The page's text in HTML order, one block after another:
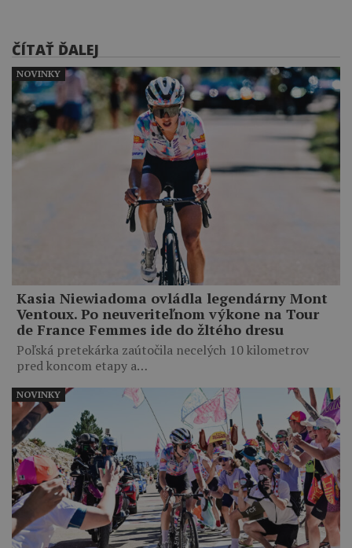
ČÍTAŤ ĎALEJ
Kasia Niewiadoma ovládla legendárny Mont
Ventoux. Po neuveriteľnom výkone na Tour
de France Femmes ide do žltého dresu
Poľská pretekárka zaútočila necelých 10 kilometrov
pred koncom etapy a…
NOVINKY
NOVINKY